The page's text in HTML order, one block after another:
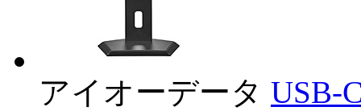
アイオーデータ USB-